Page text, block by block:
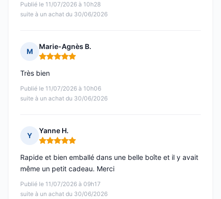
Publié le 11/07/2026 à 10h28
suite à un achat du 30/06/2026
M
Marie-Agnès B.
Note : 5 sur 5
Publié le 11/07/2026 à 10h06
suite à un achat du 30/06/2026
Très bien
Y
Yanne H.
Note : 5 sur 5
Publié le 11/07/2026 à 09h17
suite à un achat du 30/06/2026
Rapide et bien emballé dans une belle boîte et il y avait
même un petit cadeau. Merci